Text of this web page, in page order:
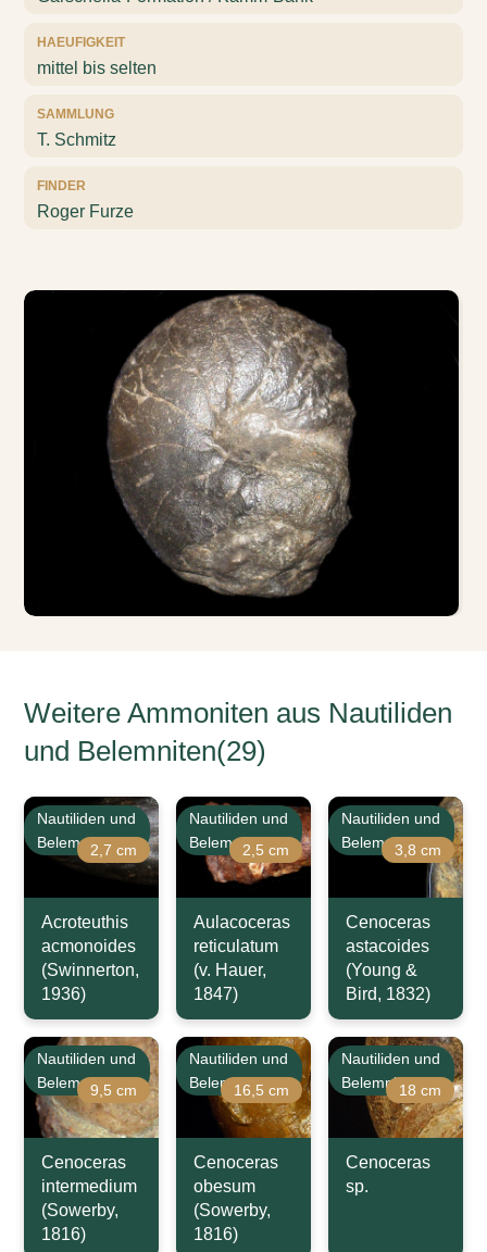
HAEUFIGKEIT
mittel bis selten
SAMMLUNG
T. Schmitz
FINDER
Roger Furze
Weitere Ammoniten aus Nautiliden
und Belemniten(29)
Nautiliden und
Belemniten2,7 cm
Acroteuthis
acmonoides
(Swinnerton,
1936)
Nautiliden und
Belemniten2,5 cm
Aulacoceras
reticulatum
(v. Hauer,
1847)
Nautiliden und
Belemniten3,8 cm
Cenoceras
astacoides
(Young &
Bird, 1832)
Nautiliden und
Belemniten9,5 cm
Cenoceras
intermedium
(Sowerby,
1816)
Nautiliden und
Belemniten
16,5 cm
Cenoceras
obesum
(Sowerby,
1816)
Nautiliden und
Belemniten18 cm
Cenoceras
sp.